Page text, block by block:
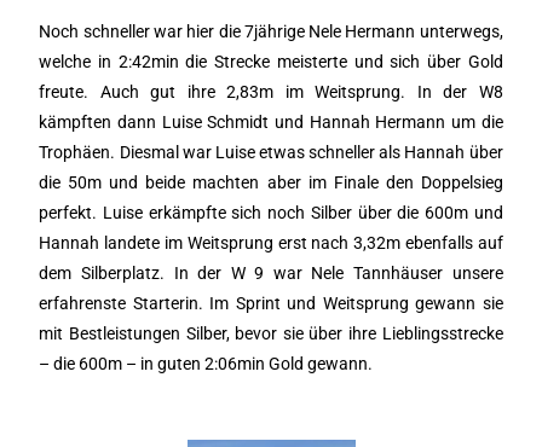
Noch schneller war hier die 7jährige Nele Hermann unterwegs,
welche in 2:42min die Strecke meisterte und sich über Gold
freute. Auch gut ihre 2,83m im Weitsprung. In der W8
kämpften dann Luise Schmidt und Hannah Hermann um die
Trophäen. Diesmal war Luise etwas schneller als Hannah über
die 50m und beide machten aber im Finale den Doppelsieg
perfekt. Luise erkämpfte sich noch Silber über die 600m und
Hannah landete im Weitsprung erst nach 3,32m ebenfalls auf
dem Silberplatz. In der W 9 war Nele Tannhäuser unsere
erfahrenste Starterin. Im Sprint und Weitsprung gewann sie
mit Bestleistungen Silber, bevor sie über ihre Lieblingsstrecke
– die 600m – in guten 2:06min Gold gewann.